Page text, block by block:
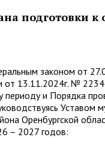
подготовки к
законом от
от 13.11.2024г. №
периоду и Порядка
Уставом
Оренбургской
– 2027 годов: